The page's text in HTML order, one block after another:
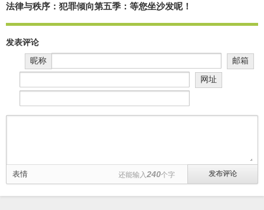
法律与秩序：犯罪倾向第五季：等您坐沙发呢！
发表评论
昵称
邮箱
网址
表情 还能输入 240个字